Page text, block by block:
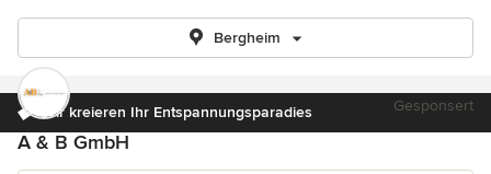
Bergheim
Wir kreieren Ihr Entspannungsparadies Gesponsert
A & B GmbH